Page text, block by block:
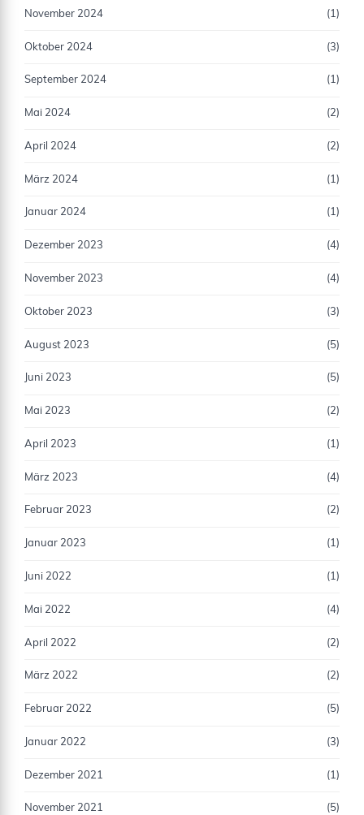
November 2024 (1)
Oktober 2024 (3)
September 2024 (1)
Mai 2024 (2)
April 2024 (2)
März 2024 (1)
Januar 2024 (1)
Dezember 2023 (4)
November 2023 (4)
Oktober 2023 (3)
August 2023 (5)
Juni 2023 (5)
Mai 2023 (2)
April 2023 (1)
März 2023 (4)
Februar 2023 (2)
Januar 2023 (1)
Juni 2022 (1)
Mai 2022 (4)
April 2022 (2)
März 2022 (2)
Februar 2022 (5)
Januar 2022 (3)
Dezember 2021 (1)
November 2021 (5)